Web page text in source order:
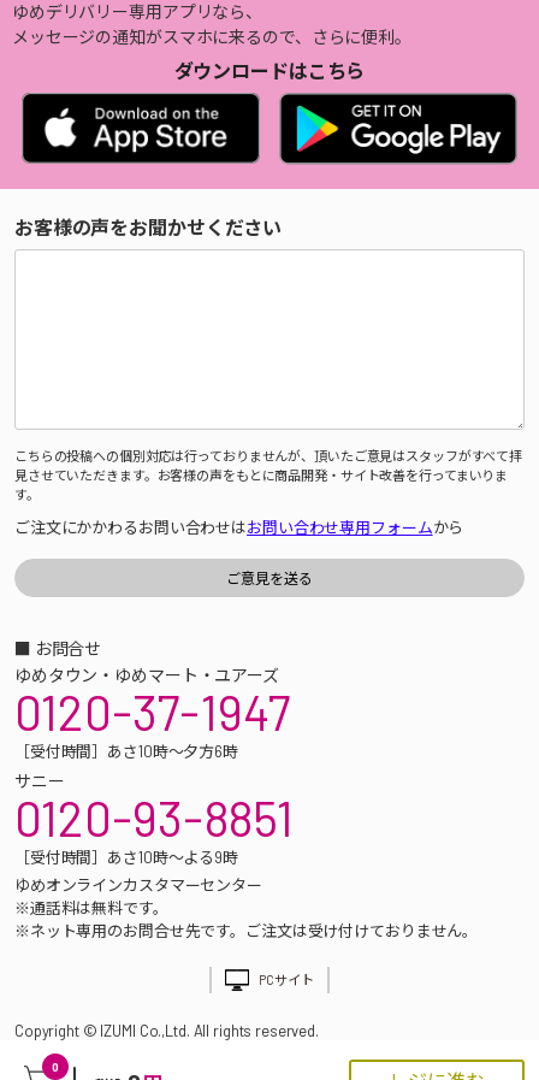
0
ゆめデリバリー専用アプリなら、
メッセージの通知がスマホに来るので、さらに便利。
ダウンロードはこちら
お客様の声をお聞かせください
こちらの投稿への個別対応は行っておりませんが、頂いたご意見はスタッフがすべて拝
見させていただきます。お客様の声をもとに商品開発・サイト改善を行ってまいりま
す。
ご注文にかかわるお問い合わせはお問い合わせ専用フォームから
■ お問合せ
ゆめタウン・ゆめマート・ユアーズ
0120-37-1947
［受付時間］あさ10時～夕方6時
サニー
0120-93-8851
［受付時間］あさ10時～よる9時
ゆめオンラインカスタマーセンター
※通話料は無料です。
※ネット専用のお問合せ先です。ご注文は受け付けておりません。
PCサイト
Copyright © IZUMI Co.,Ltd. All rights reserved.